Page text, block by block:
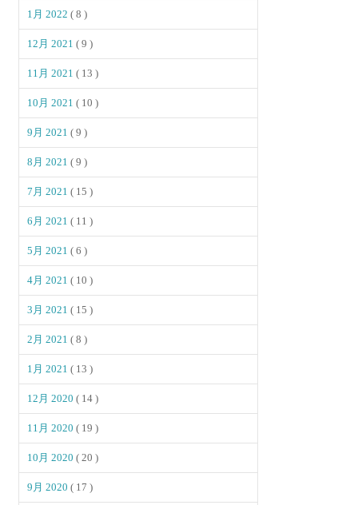
1月 2022( 8 )
12月 2021( 9 )
11月 2021( 13 )
10月 2021( 10 )
9月 2021( 9 )
8月 2021( 9 )
7月 2021( 15 )
6月 2021( 11 )
5月 2021( 6 )
4月 2021( 10 )
3月 2021( 15 )
2月 2021( 8 )
1月 2021( 13 )
12月 2020( 14 )
11月 2020( 19 )
10月 2020( 20 )
9月 2020( 17 )